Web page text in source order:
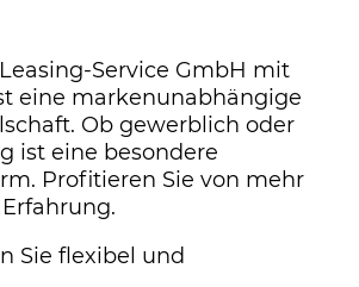
Service GmbH mit
eine markenunabhängige
Ob gewerblich oder
ist eine besondere
Profitieren Sie von mehr
Sie flexibel und